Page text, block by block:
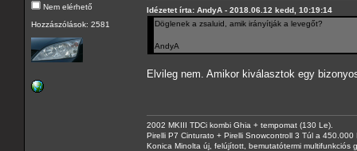
Nem elérhető
Hozzászólások: 2581
Idézetet írta: AndyA - 2018.06.12 kedd, 10:19:14
Döglenek a zsaluid, amik irányítják a levegőt?
AndyA
Elvileg nem. Amikor kiválasztok egy
2002 MKIII TDCi kombi Ghia + tempomat (130 Le).
Pirelli P7 Cinturato + Pirelli Snowcontroll 3 Túl a 450.000
Konica Minolta új, felújított, bemutatótermi